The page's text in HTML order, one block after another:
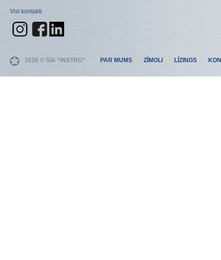
Visi kontakti
2026 © SIA “INSTRO” PAR MUMS ZĪMOLI LĪZINGS